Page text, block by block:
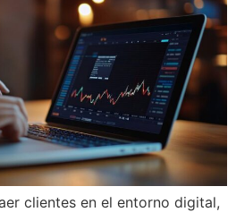
clientes en el entorno digital,